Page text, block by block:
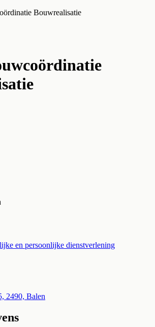
Bouwrealisatie
en persoonlijke dienstverlening
2490, Balen